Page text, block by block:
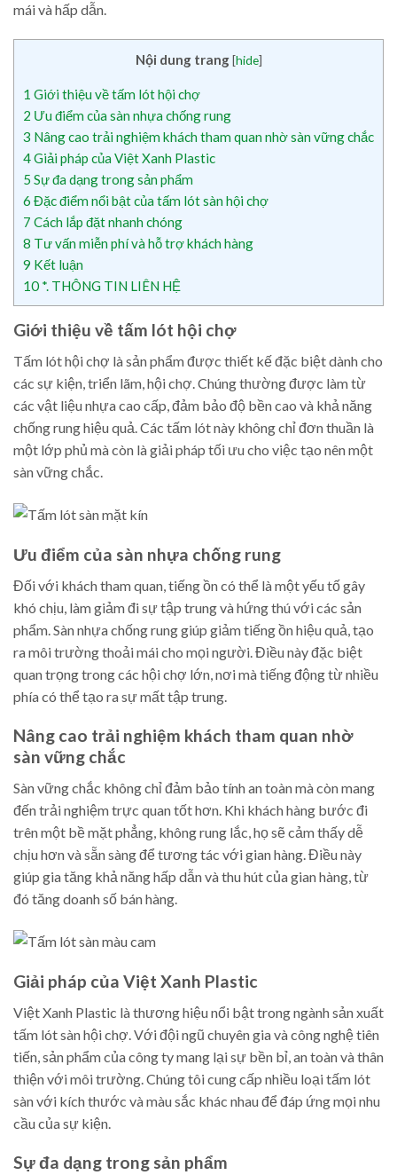
mái và hấp dẫn.
Nội dung trang [hide]
1 Giới thiệu về tấm lót hội chợ
2 Ưu điểm của sàn nhựa chống rung
3 Nâng cao trải nghiệm khách tham quan nhờ sàn vững chắc
4Giải pháp của Việt Xanh Plastic
5 Sự đa dạng trong sản phẩm
6 Đặc điểm nổi bật của tấm lót sàn hội chợ
7 Cách lắp đặt nhanh chóng
8 Tư vấn miễn phí và hỗ trợ khách hàng
9 Kết luận
10 *. THÔNG TIN LIÊN HỆ
Giới thiệu về tấm lót hội chợ
Tấm lót hội chợ là sản phẩm được thiết kế đặc biệt dành cho
các sự kiện, triển lãm, hội chợ. Chúng thường được làm từ
các vật liệu nhựa cao cấp, đảm bảo độ bền cao và khả năng
chống rung hiệu quả. Các tấm lót này không chỉ đơn thuần là
một lớp phủ mà còn là giải pháp tối ưu cho việc tạo nên một
sàn vững chắc.
Ưu điểm của sàn nhựa chống rung
Đối với khách tham quan, tiếng ồn có thể là một yếu tố gây
khó chịu, làm giảm đi sự tập trung và hứng thú với các sản
phẩm. Sàn nhựa chống rung giúp giảm tiếng ồn hiệu quả, tạo
ra môi trường thoải mái cho mọi người. Điều này đặc biệt
quan trọng trong các hội chợ lớn, nơi mà tiếng động từ nhiều
phía có thể tạo ra sự mất tập trung.
Nâng cao trải nghiệm khách tham quan nhờ
sàn vững chắc
Sàn vững chắc không chỉ đảm bảo tính an toàn mà còn mang
đến trải nghiệm trực quan tốt hơn. Khi khách hàng bước đi
trên một bề mặt phẳng, không rung lắc, họ sẽ cảm thấy dễ
chịu hơn và sẵn sàng để tương tác với gian hàng. Điều này
giúp gia tăng khả năng hấp dẫn và thu hút của gian hàng, từ
đó tăng doanh số bán hàng.
Giải pháp của Việt Xanh Plastic
Việt Xanh Plastic là thương hiệu nổi bật trong ngành sản xuất
tấm lót sàn hội chợ. Với đội ngũ chuyên gia và công nghệ tiên
tiến, sản phẩm của công ty mang lại sự bền bỉ, an toàn và thân
thiện với môi trường. Chúng tôi cung cấp nhiều loại tấm lót
sàn với kích thước và màu sắc khác nhau để đáp ứng mọi nhu
cầu của sự kiện.
Sự đa dạng trong sản phẩm